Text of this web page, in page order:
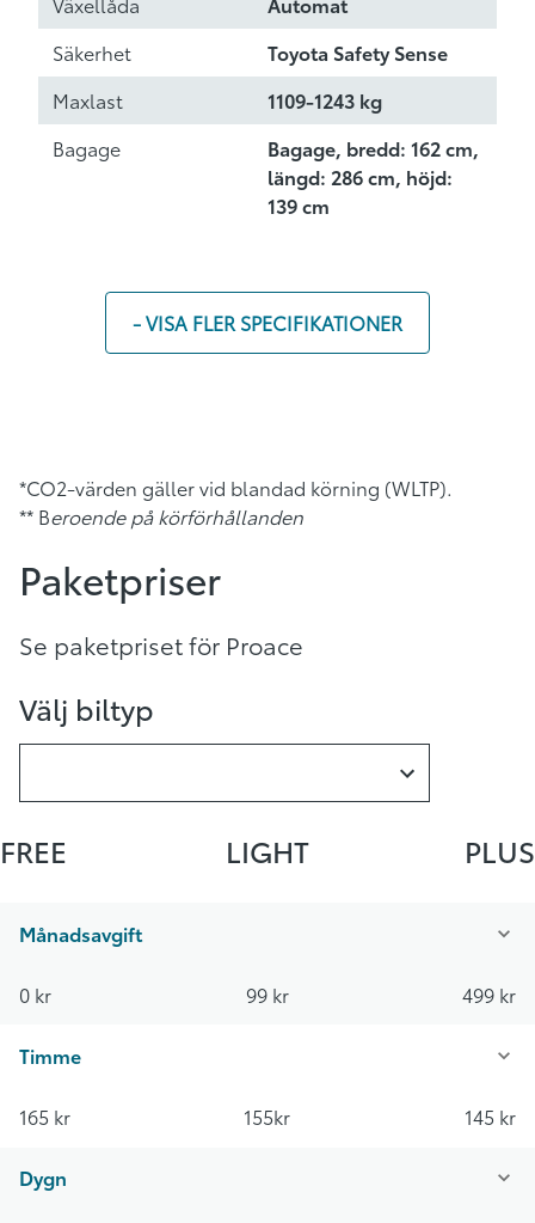
Säkerhet
Toyota Safety Sense
Maxlast
1109-1243 kg
Bagage
Bagage, bredd: 162 cm,
längd: 286 cm, höjd:
139 cm
- VISA FLER SPECIFIKATIONER
*CO2-värden gäller vid blandad körning (WLTP).
** Beroende på körförhållanden
Paketpriser
Se paketpriset för Proace
Välj biltyp
FREE LIGHT PLUS
Månadsavgift
0 kr 99 kr 499 kr
Timme
165 kr 155kr 145 kr
Dygn